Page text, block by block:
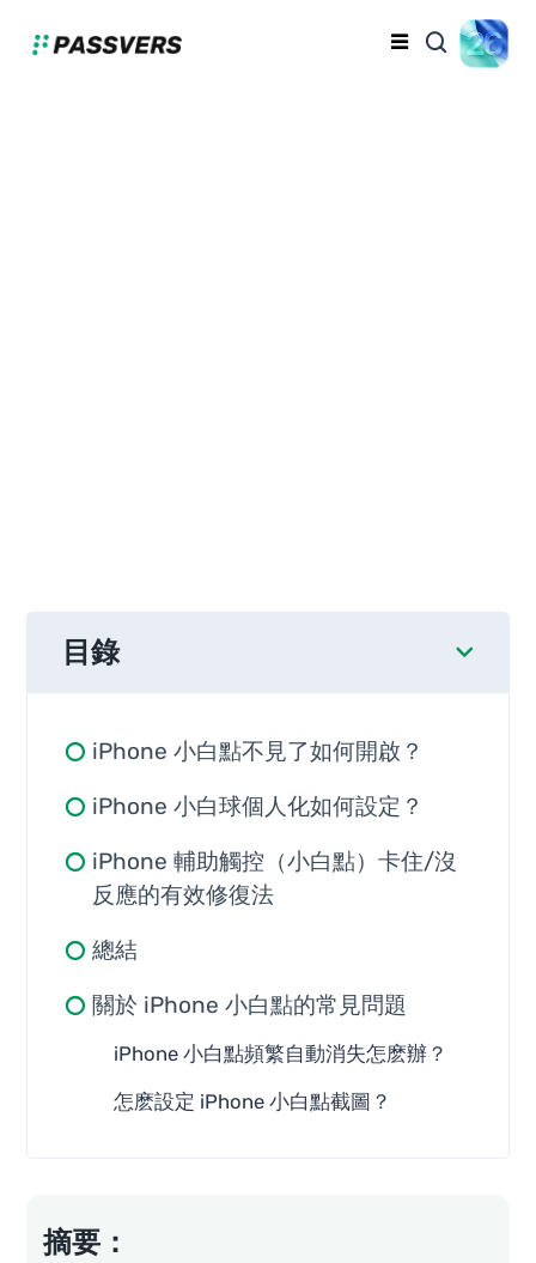
目錄
iPhone 小白點不見了如何開啟？
iPhone 小白球個人化如何設定？
iPhone 輔助觸控（小白點）卡住/沒
反應的有效修復法
總結
關於 iPhone 小白點的常見問題
iPhone 小白點頻繁自動消失怎麽辦？
怎麽設定 iPhone 小白點截圖？
摘要：